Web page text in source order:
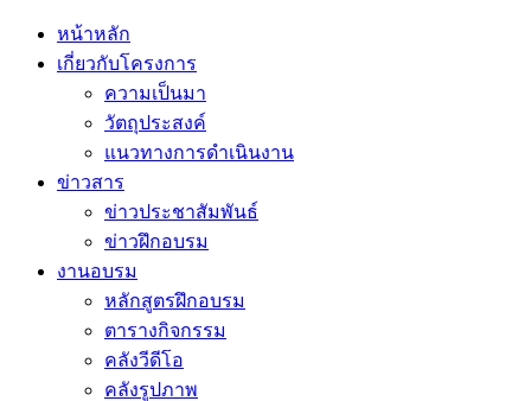
หน้าหลัก
เกี่ยวกับโครงการ
ความเป็นมา
วัตถุประสงค์
แนวทางการดำเนินงาน
ข่าวสาร
ข่าวประชาสัมพันธ์
ข่าวฝึกอบรม
งานอบรม
หลักสูตรฝึกอบรม
ตารางกิจกรรม
คลังวีดีโอ
คลังรูปภาพ